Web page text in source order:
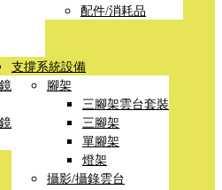
配件/消耗品
支撐系統設備
腳架
三腳架雲台套裝
三腳架
單腳架
燈架
攝影/攝錄雲台